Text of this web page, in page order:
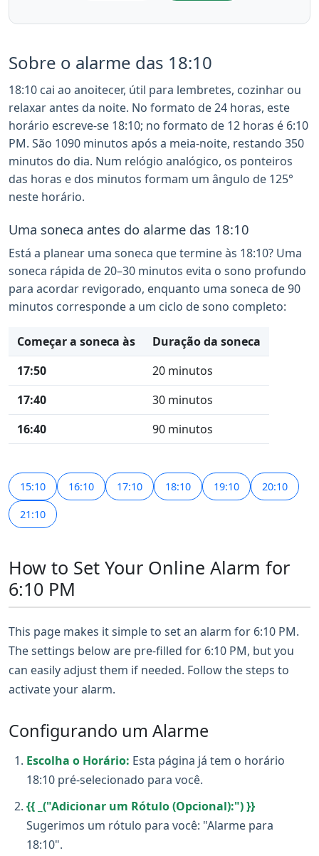
Sobre o alarme das 18:10
18:10 cai ao anoitecer, útil para lembretes, cozinhar ou
relaxar antes da noite. No formato de 24 horas, este
horário escreve-se 18:10; no formato de 12 horas é 6:10
PM. São 1090 minutos após a meia-noite, restando 350
minutos do dia. Num relógio analógico, os ponteiros
das horas e dos minutos formam um ângulo de 125°
neste horário.
Uma soneca antes do alarme das 18:10
Está a planear uma soneca que termine às 18:10? Uma
soneca rápida de 20–30 minutos evita o sono profundo
para acordar revigorado, enquanto uma soneca de 90
minutos corresponde a um ciclo de sono completo:
Começar a soneca às
Duração da soneca
17:50
20 minutos
17:40
30 minutos
16:40
90 minutos
15:10 16:10 17:10 18:10 19:10 20:10
21:10
How to Set Your Online Alarm for
6:10 PM
This page makes it simple to set an alarm for 6:10 PM.
The settings below are pre-filled for 6:10 PM, but you
can easily adjust them if needed. Follow the steps to
activate your alarm.
Configurando um Alarme
Escolha o Horário: Esta página já tem o horário
18:10 pré-selecionado para você.
{{ _("Adicionar um Rótulo (Opcional):") }}
Sugerimos um rótulo para você: "Alarme para
18:10".